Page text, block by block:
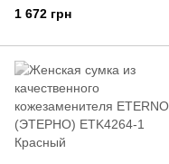
GURIANOFF (ГАЛА
ГУРЬЯНОВ) GG1269-6 Синий
1 672 грн